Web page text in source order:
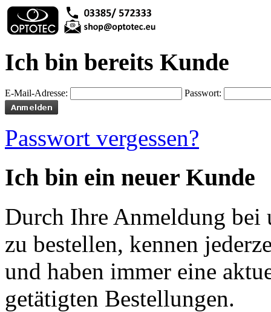
Ich bin bereits Kunde
E-Mail-Adresse: Passwort:
Passwort vergessen?
Ich bin ein neuer Kunde
Durch Ihre Anmeldung bei
zu bestellen, kennen
und haben immer eine
getätigten Bestellungen.